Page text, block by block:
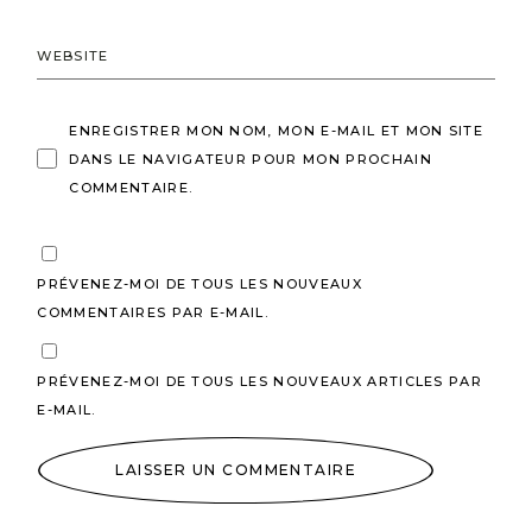
ENREGISTRER MON NOM, MON E-MAIL ET MON SITE
DANS LE NAVIGATEUR POUR MON PROCHAIN
COMMENTAIRE.
PRÉVENEZ-MOI DE TOUS LES NOUVEAUX
COMMENTAIRES PAR E-MAIL.
PRÉVENEZ-MOI DE TOUS LES NOUVEAUX ARTICLES PAR
E-MAIL.
LAISSER UN COMMENTAIRE